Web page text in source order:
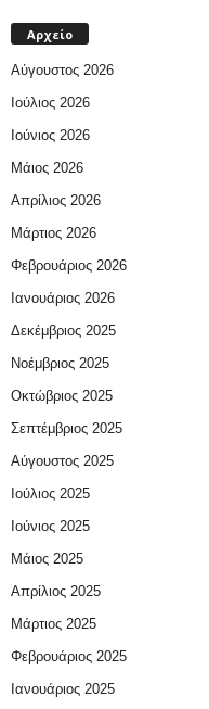
Αρχείο
Αύγουστος 2026
Ιούλιος 2026
Ιούνιος 2026
Μάιος 2026
Απρίλιος 2026
Μάρτιος 2026
Φεβρουάριος 2026
Ιανουάριος 2026
Δεκέμβριος 2025
Νοέμβριος 2025
Οκτώβριος 2025
Σεπτέμβριος 2025
Αύγουστος 2025
Ιούλιος 2025
Ιούνιος 2025
Μάιος 2025
Απρίλιος 2025
Μάρτιος 2025
Φεβρουάριος 2025
Ιανουάριος 2025